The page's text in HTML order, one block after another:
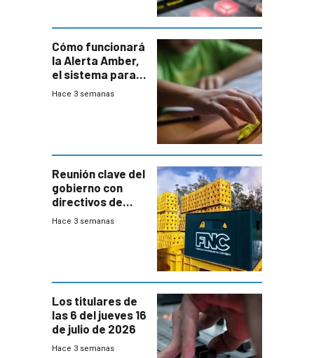
Cómo funcionará
la Alerta Amber,
el sistema para
la búsqueda
Hace 3 semanas
Reunión clave del
gobierno con
directivos de
Fábricas
Hace 3 semanas
Los titulares de
las 6 del jueves 16
de julio de 2026
Hace 3 semanas